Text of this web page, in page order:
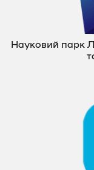
Науковий парк